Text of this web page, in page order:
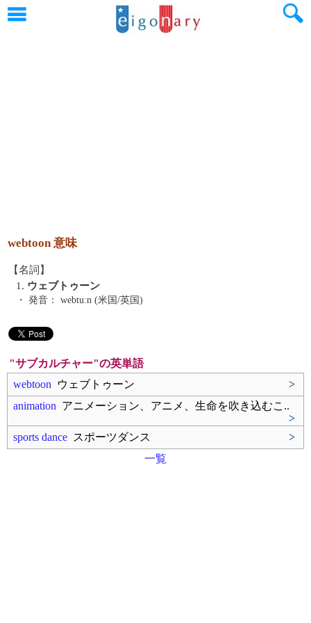
webtoon 意味
【名詞】
1. ウェブトゥーン
・ 発音： webtuːn (米国/英国)
"サブカルチャー"の英単語
webtoon ウェブトゥーン
>
animation アニメーション、アニメ、生命を吹き込むこ..
>
sports dance スポーツダンス
>
一覧